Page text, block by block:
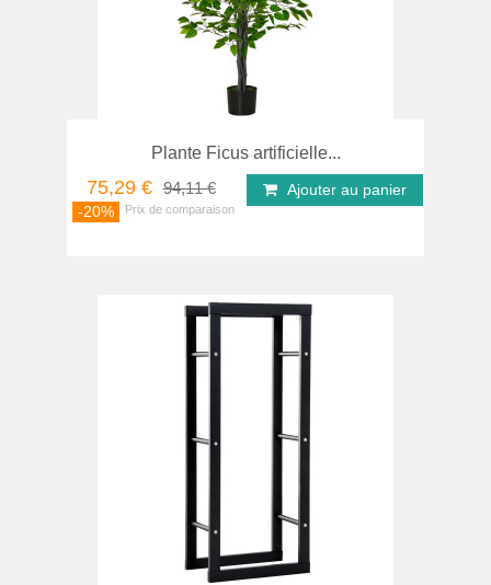
Plante Ficus artificielle...
75,29 € 94,11 €
-20%
Ajouter au panier